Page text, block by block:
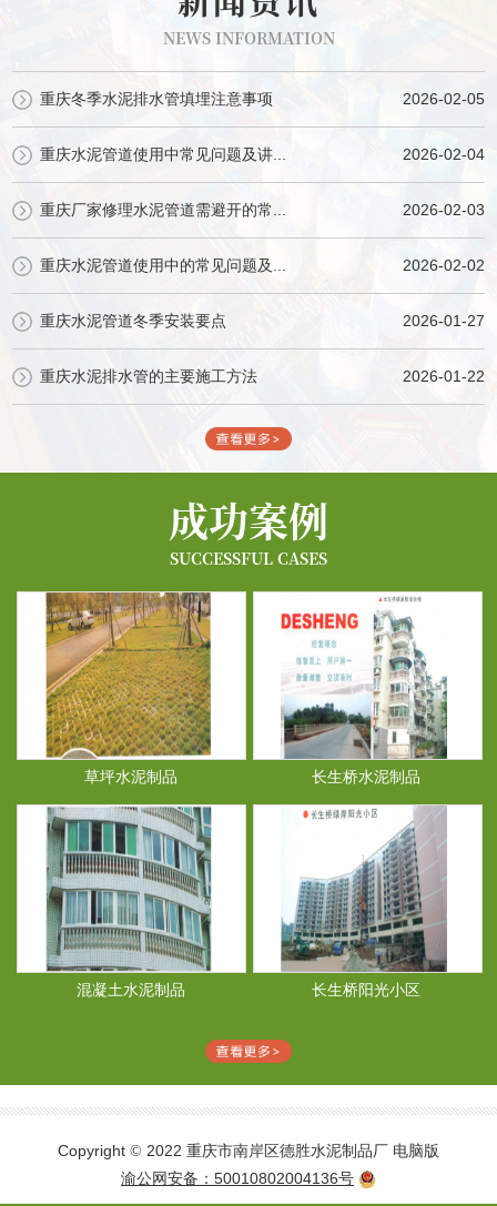
NEWS INFORMATION
重庆冬季水泥排水管填埋注意事项 2026-02-05
重庆水泥管道使用中常见问题及讲... 2026-02-04
重庆厂家修理水泥管道需避开的常... 2026-02-03
重庆水泥管道使用中的常见问题及... 2026-02-02
重庆水泥管道冬季安装要点 2026-01-27
重庆水泥排水管的主要施工方法 2026-01-22
成功案例
SUCCESSFUL CASES
草坪水泥制品 长生桥水泥制品
混凝土水泥制品 长生桥阳光小区
Copyright © 2022 重庆市南岸区德胜水泥制品厂 电脑版
渝公网安备：50010802004136号